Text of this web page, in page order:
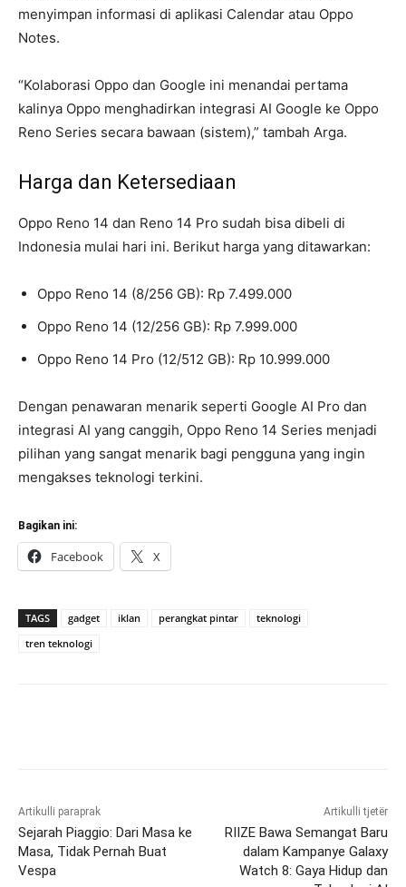
menyimpan informasi di aplikasi Calendar atau Oppo
Notes.
“Kolaborasi Oppo dan Google ini menandai pertama
kalinya Oppo menghadirkan integrasi AI Google ke Oppo
Reno Series secara bawaan (sistem),” tambah Arga.
Harga dan Ketersediaan
Oppo Reno 14 dan Reno 14 Pro sudah bisa dibeli di
Indonesia mulai hari ini. Berikut harga yang ditawarkan:
Oppo Reno 14 (8/256 GB): Rp 7.499.000
Oppo Reno 14 (12/256 GB): Rp 7.999.000
Oppo Reno 14 Pro (12/512 GB): Rp 10.999.000
Dengan penawaran menarik seperti Google AI Pro dan
integrasi AI yang canggih, Oppo Reno 14 Series menjadi
pilihan yang sangat menarik bagi pengguna yang ingin
mengakses teknologi terkini.
Bagikan ini:
Facebook X
TAGS gadget iklan perangkat pintar
teknologi
tren teknologi
Artikulli paraprak
Sejarah Piaggio: Dari Masa ke
Masa, Tidak Pernah Buat
Vespa
Artikulli tjetër
RIIZE Bawa Semangat Baru
dalam Kampanye Galaxy
Watch 8: Gaya Hidup dan